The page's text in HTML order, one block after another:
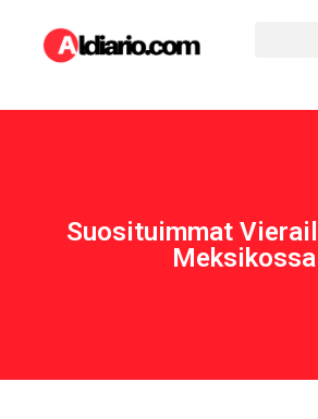
Suosituimmat
Meksikossa